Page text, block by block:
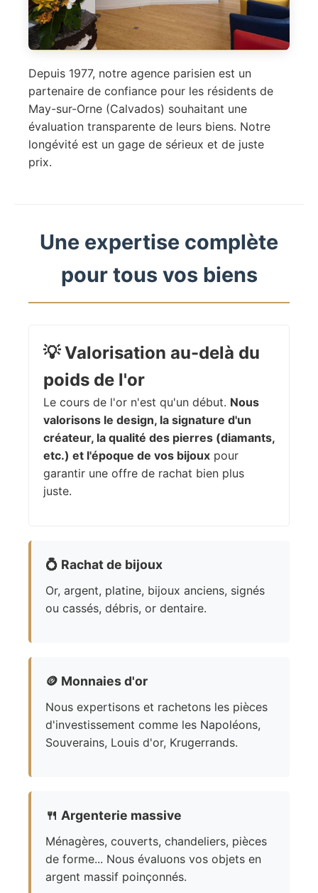
Depuis 1977, notre agence parisien est un
partenaire de confiance pour les résidents de
May-sur-Orne (Calvados) souhaitant une
évaluation transparente de leurs biens. Notre
longévité est un gage de sérieux et de juste
prix.
Une expertise complète
pour tous vos biens
💡Valorisation au-delà du
poids de l'or
Le cours de l'or n'est qu'un début. Nous
valorisons le design, la signature d'un
créateur, la qualité des pierres (diamants,
etc.) et l'époque de vos bijoux pour
garantir une offre de rachat bien plus
juste.
💍 Rachat de bijoux
Or, argent, platine, bijoux anciens, signés
ou cassés, débris, or dentaire.
🪙 Monnaies d'or
Nous expertisons et rachetons les pièces
d'investissement comme les Napoléons,
Souverains, Louis d'or, Krugerrands.
🍴 Argenterie massive
Ménagères, couverts, chandeliers, pièces
de forme... Nous évaluons vos objets en
argent massif poinçonnés.